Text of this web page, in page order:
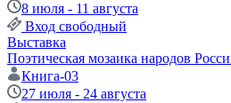
8 июля - 11 августа
Вход свободный
Выставка
Поэтическая мозаика народов
Книга-03
27 июля - 24 августа